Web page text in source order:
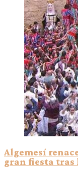
Algemesí
gran fiesta tras